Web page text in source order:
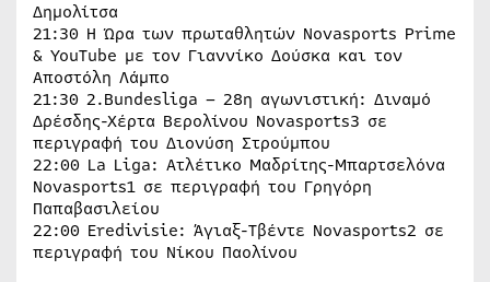
Δημολίτσα
21:30 Η Ώρα των πρωταθλητών Novasports Prime
& YouTube με τον Γιαννίκο Δούσκα και τον
Αποστόλη Λάμπο
21:30 2.Bundesliga – 28η αγωνιστική: Διναμό
Δρέσδης-Χέρτα Βερολίνου Novasports3 σε
περιγραφή του Διονύση Στρούμπου
22:00 La Liga: Ατλέτικο Μαδρίτης-Μπαρτσελόνα
Novasports1 σε περιγραφή του Γρηγόρη
Παπαβασιλείου
22:00 Eredivisie: Άγιαξ-Τβέντε Novasports2 σε
περιγραφή του Νίκου Παολίνου